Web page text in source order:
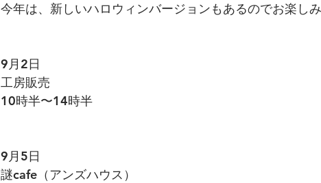
今年は、新しいハロウィンバージョンもあるのでお楽し
9月2日
工房販売
10時半〜14時半
9月5日
謎cafe（アンズハウス）